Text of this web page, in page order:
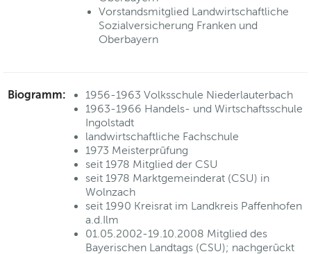
Vorstandsmitglied Landwirtschaftliche
Sozialversicherung Franken und
Oberbayern
Biogramm:
1956-1963 Volksschule Niederlauterbach
1963-1966 Handels- und Wirtschaftsschule
Ingolstadt
landwirtschaftliche Fachschule
1973 Meisterprüfung
seit 1978 Mitglied der CSU
seit 1978 Marktgemeinderat (CSU) in
Wolnzach
seit 1990 Kreisrat im Landkreis Paffenhofen
a.d.Ilm
01.05.2002-19.10.2008 Mitglied des
Bayerischen Landtags (CSU); nachgerückt